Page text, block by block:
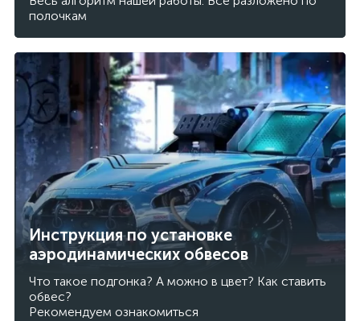
полочкам
Инструкция по установке
аэродинамических обвесов
Что такое подгонка? А можно в цвет? Как ставить
обвес?
Рекомендуем ознакомиться